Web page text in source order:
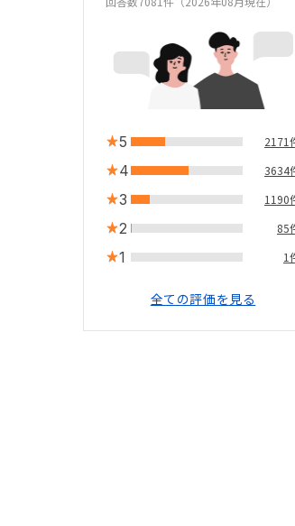
5 2171
4 3634
3 1190
2 85
1 1
全ての評価を見る